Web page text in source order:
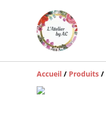
Accueil / Produits /